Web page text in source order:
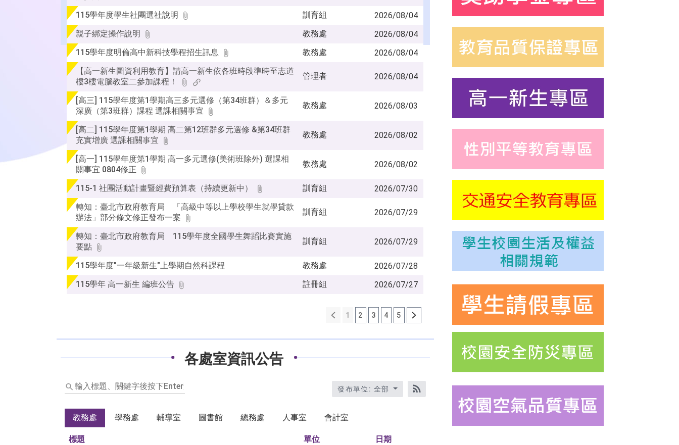
115學年度學生社團選社說明
訓育組
2026/08/04
親子綁定操作說明
教務處
2026/08/04
115學年度明倫高中新科技學程招生訊息
教務處
2026/08/04
【高一新生圖資利用教育】請高一新生依各班時段準時至志道
樓3樓電腦教室二參加課程！
管理者 2026/08/04
[高三] 115學年度第1學期高三多元選修（第34班群）＆多元
深廣（第3班群）課程 選課相關事宜
教務處 2026/08/03
[高二] 115學年度第1學期 高二第12班群多元選修 &第34班群
充實增廣 選課相關事宜
教務處 2026/08/02
[高一] 115學年度第1學期 高一多元選修(美術班除外) 選課相
關事宜 0804修正
教務處 2026/08/02
115-1 社團活動計畫暨經費預算表（持續更新中） 訓育組
2026/07/30
轉知：臺北市政府教育局 「高級中等以上學校學生就學貸款
辦法」部分條文修正發布一案
訓育組 2026/07/29
轉知：臺北市政府教育局 115學年度全國學生舞蹈比賽實施
要點
訓育組 2026/07/29
115學年度"一年級新生"上學期自然科課程 教務處
2026/07/28
115學年 高一新生 編班公告
註冊組 2026/07/27
1 2 3 4 5
各處室資訊公告
入
題、
發布單位: 全部
RSS訂閱
教務處 學務處 輔導室 圖書館 總務處 人事室 會計室
標題 單位
日期